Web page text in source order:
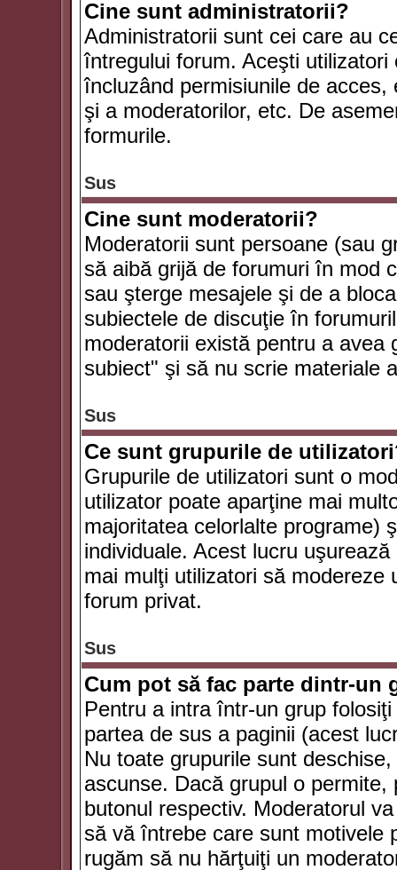
Cine sunt administratorii?
Administratorii sunt cei care au
întregului forum. Aceşti
încluzând permisiunile de
şi a moderatorilor, etc. De
formurile.
Sus
Cine sunt moderatorii?
Moderatorii sunt persoane (sau
să aibă grijă de forumuri în mod
sau şterge mesajele şi de a
subiectele de discuţie în
moderatorii există pentru a avea
subiect" şi să nu scrie materiale
Sus
Ce sunt grupurile de
Grupurile de utilizatori sunt o
utilizator poate aparţine mai
majoritatea celorlalte programe)
individuale. Acest lucru
mai mulţi utilizatori să
forum privat.
Sus
Cum pot să fac parte dintr-un
Pentru a intra într-un grup
partea de sus a paginii (acest
Nu toate grupurile sunt
ascunse. Dacă grupul o
butonul respectiv. Moderatorul
să vă întrebe care sunt motivele
rugăm să nu hărţuiţi un